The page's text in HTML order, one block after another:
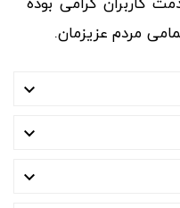
مردم عزیزمان.


